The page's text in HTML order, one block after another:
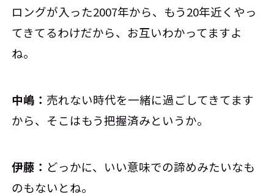
ロングが入った2007年から、もう20年近くやっ
てきてるわけだから、お互いわかってますよ
ね。
中嶋： 売れない時代を一緒に過ごしてきてます
から、そこはもう把握済みというか。
伊藤： どっかに、いい意味での諦めみたいなも
のもないとね。